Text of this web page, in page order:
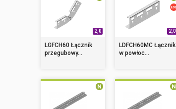
2,0
LGFCH60 Łącznik
przegubowy...
2,0
LDFCH60MC Łącznik
w powłoc...